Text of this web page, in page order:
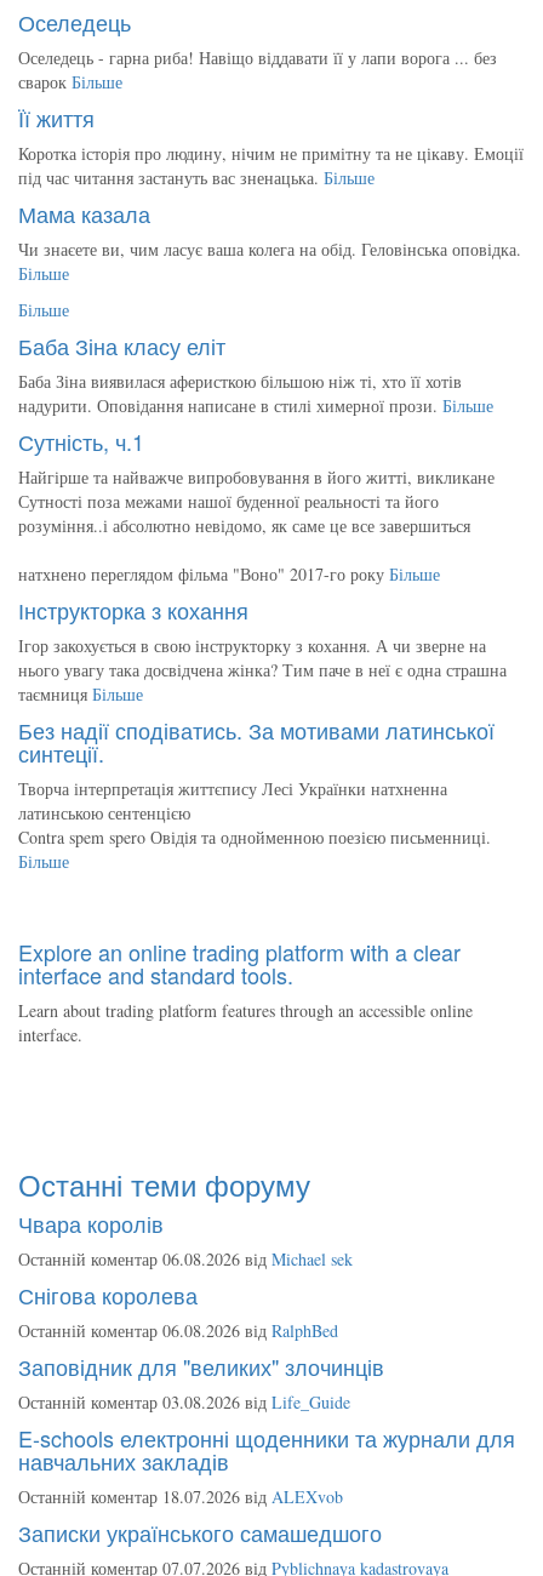
Оселедець
Оселедець - гарна риба! Навіщо віддавати її у лапи ворога ... без
сварок Більше
Її життя
Коротка історія про людину, нічим не примітну та не цікаву. Емоції
під час читання застануть вас зненацька. Більше
Мама казала
Чи знаєете ви, чим ласує ваша колега на обід. Геловінська оповідка.
Більше
Більше
Баба Зіна класу еліт
Баба Зіна виявилася аферисткою більшою ніж ті, хто її хотів
надурити. Оповідання написане в стилі химерної прози. Більше
Сутність, ч.1
Найгірше та найважче випробовування в його житті, викликане
Сутності поза межами нашої буденної реальності та його
розуміння..і абсолютно невідомо, як саме це все завершиться
натхнено переглядом фільма "Воно" 2017-го року Більше
Інструкторка з кохання
Ігор закохується в свою інструкторку з кохання. А чи зверне на
нього увагу така досвідчена жінка? Тим паче в неї є одна страшна
таємниця Більше
Без надії сподіватись. За мотивами латинської
синтеції.
Творча інтерпретація життєпису Лесі Українки натхненна
латинською сентенцією
Contra spem spero Овідія та однойменною поезією письменниці.
Більше
Explore an online trading platform with a clear
interface and standard tools.
Learn about trading platform features through an accessible online
interface.
Останні теми форуму
Чвара королів
Останній коментар 06.08.2026 від Michael sek
Снігова королева
Останній коментар 06.08.2026 від RalphBed
Заповідник для "великих" злочинців
Останній коментар 03.08.2026 від Life_Guide
E-schools електронні щоденники та журнали для
навчальних закладів
Останній коментар 18.07.2026 від ALEXvob
Записки українського самашедшого
Останній коментар 07.07.2026 від Pyblichnaya kadastrovaya